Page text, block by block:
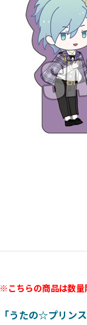
※こちらの商品は数量
「うたの☆プリン